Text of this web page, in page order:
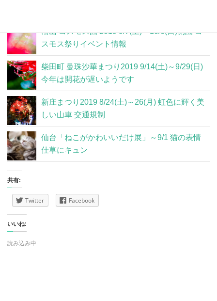
松山 コスモス園 2019 9/7(土)～10/6(日)開園 コ
スモス祭りイベント情報
柴田町 曼珠沙華まつり2019 9/14(土)～9/29(日)
今年は開花が遅いようです
新庄まつり2019 8/24(土)～26(月) 虹色に輝く美
しい山車 交通規制
仙台「ねこがかわいいだけ展」～9/1 猫の表情
仕草にキュン
共有:
Twitter Facebook
いいね:
読み込み中...